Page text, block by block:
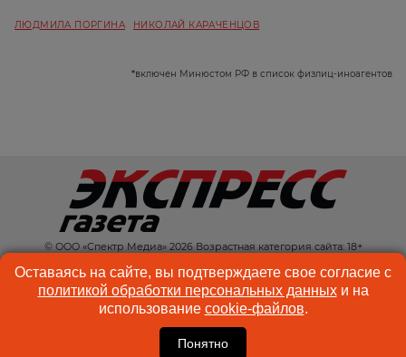
ЛЮДМИЛА ПОРГИНА НИКОЛАЙ КАРАЧЕНЦОВ
*включен Минюстом РФ в список физлиц-иноагентов
© ООО «Спектр Медиа» 2026 Возрастная категория сайта: 18+
КОНТАКТЫ
РЕКЛАМА
КУКИ-ФАЙЛЫ
ПОЛЬЗОВАТЕЛЬСКОЕ
СОГЛАШЕНИЕ
Оставаясь на сайте, вы подтверждаете свое согласие с
политикой обработки персональных данныхи на
использование cookie-файлов.
Понятно